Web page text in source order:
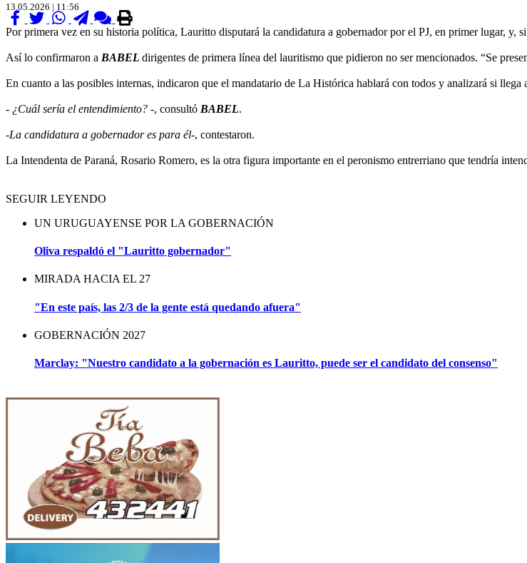
13.05.2026 | 11:56
Por primera vez en su historia política, Lauritto disputará la candidatura a gobernador por el PJ, en primer lugar, y,
Así lo confirmaron a BABEL dirigentes de primera línea del lauritismo que pidieron no ser mencionados. “Se
En cuanto a las posibles internas, indicaron que el mandatario de La Histórica hablará con todos y analizará si llega
- ¿Cuál sería el entendimiento? -, consultó BABEL.
-La candidatura a gobernador es para él-, contestaron.
La Intendenta de Paraná, Rosario Romero, es la otra figura importante en el peronismo entrerriano que tendría
SEGUIR LEYENDO
UN URUGUAYENSE POR LA GOBERNACIÓN
Oliva respaldó el "Lauritto gobernador"
MIRADA HACIA EL 27
"En este país, las 2/3 de la gente está quedando afuera"
GOBERNACIÓN 2027
Marclay: "Nuestro candidato a la gobernación es Lauritto, puede ser el candidato del consenso"